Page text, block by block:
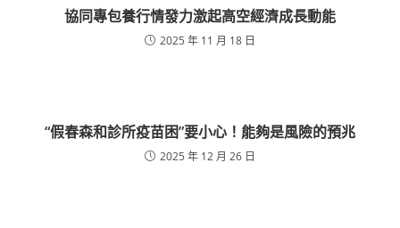
協同專包養行情發力激起高空經濟成長動能
2025 年 11 月 18 日
“假春森和診所疫苗困”要小心！能夠是風險的預兆
2025 年 12 月 26 日